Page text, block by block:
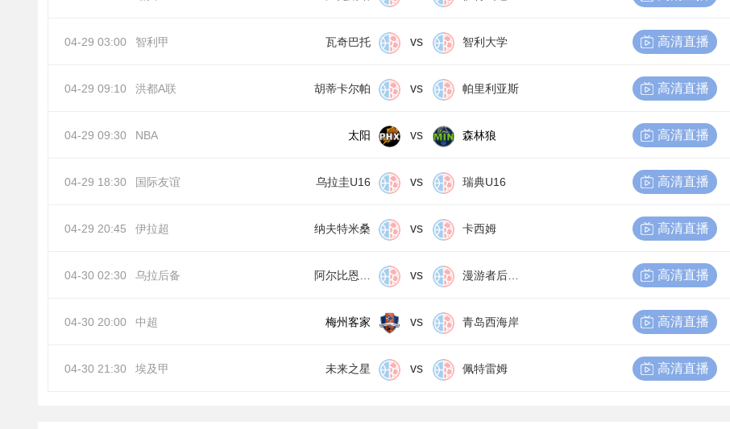
04-29 03:00 智利甲 瓦奇巴托 vs 智利大学 高清直播
04-29 09:10 洪都A联 胡蒂卡尔帕 vs 帕里利亚斯 高清直播
04-29 09:30 NBA 太阳 vs 森林狼 高清直播
04-29 18:30 国际友谊 乌拉圭U16 vs 瑞典U16 高清直播
04-29 20:45 伊拉超 纳夫特米桑 vs 卡西姆 高清直播
04-30 02:30 乌拉后备 vs 高清直播
04-30 20:00 中超 梅州客家 vs 青岛西海岸 高清直播
04-30 21:30 埃及甲 未来之星 vs 佩特雷姆 高清直播